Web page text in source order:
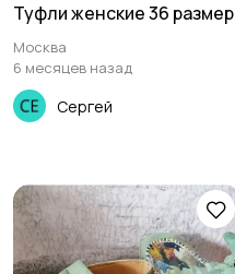
Туфли женские 36 размер
Москва
6 месяцев назад
Сергей